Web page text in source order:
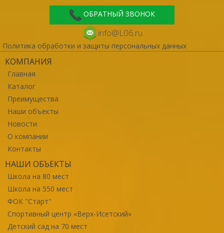
ОБРАТНЫЙ ЗВОНОК
info@L06.ru
Политика обработки и защиты персональных данных
КОМПАНИЯ
Главная
Каталог
Преимущества
Наши объекты
Новости
О компании
Контакты
НАШИ ОБЪЕКТЫ
Школа на 80 мест
Школа на 550 мест
ФОК "Старт"
Спортивный центр «Верх-Исетский»
Детский сад на 70 мест